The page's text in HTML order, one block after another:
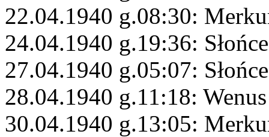
22.04.1940 g.08:30:
24.04.1940 g.19:36:
27.04.1940 g.05:07:
28.04.1940 g.11:18:
30.04.1940 g.13:05: